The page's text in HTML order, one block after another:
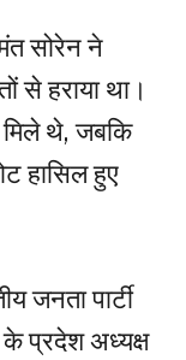
सोरेन ने
से हराया था।
थे, जबकि
हासिल हुए
जनता पार्टी
के प्रदेश अध्यक्ष